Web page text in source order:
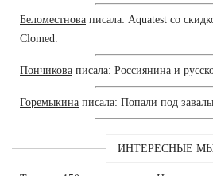
Беломестнова писала: Aquatest со
Clomed.
Пончикова писала: Россиянина и
Горемыкина писала: Попали под завалы.
ИНТЕРЕСНЫЕ